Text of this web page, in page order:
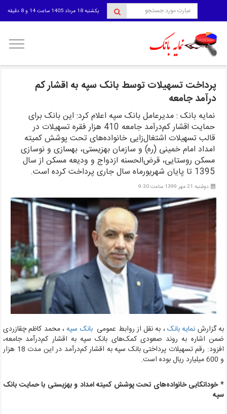
یکشنبه 18 مرداد 1405 ساعت 14 و 8 دقیقه
منوی
پرداخت تسهیلات توسط بانک سپه به اقشار کم
درآمد جامعه
نمایه بانک : مدیرعامل بانک سپه اعلام کرد: این بانک برای
حمایت اقشار کم‌درآمد جامعه 410 هزار فقره تسهیلات در
قالب تسهیلات اشتغال‌زایی خانواده‌های تحت پوشش کمیته
امداد امام خمینی (ره) و سازمان بهزیستی، بهسازی و نوسازی
مسکن روستایی، قرض‌الحسنه ازدواج و ودیعه مسکن از سال
1395 تا پایان شهریورماه سال جاری پرداخت کرده است.
دوشنبه 21 مهر 1399 ساعت 9:30
گزارشنمایه بانک، به نقل از روابط عمومی بانک سپه،محمد کاظم چقازردی
اشاره به روند صعودی کمک‌های بانک سپه به اقشار کم‌درآمد جامعه،
افزود: رقم تسهیلات پرداختی بانک سپه به اقشار کم‌درآمد در این مدت 18 هزار
بوده است.
خوداتکایی خانواده‌های تحت پوشش کمیته امداد و بهزیستی با حمایت بانک